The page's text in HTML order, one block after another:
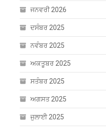
ਜਨਵਰੀ 2026
ਦਸੰਬਰ 2025
ਨਵੰਬਰ 2025
ਅਕਤੂਬਰ 2025
ਸਤੰਬਰ 2025
ਅਗਸਤ 2025
ਜੁਲਾਈ 2025